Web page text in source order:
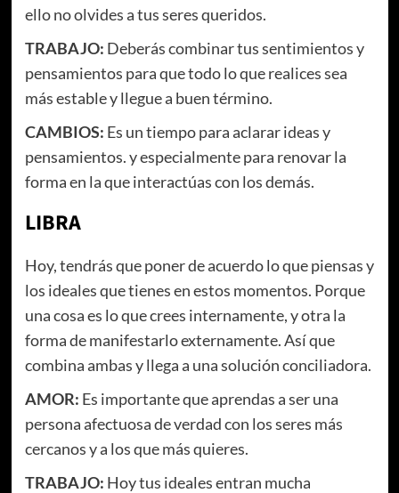
ello no olvides a tus seres queridos.
TRABAJO: Deberás combinar tus sentimientos y
pensamientos para que todo lo que realices sea
más estable y llegue a buen término.
CAMBIOS: Es un tiempo para aclarar ideas y
pensamientos. y especialmente para renovar la
forma en la que interactúas con los demás.
LIBRA
Hoy, tendrás que poner de acuerdo lo que piensas y
los ideales que tienes en estos momentos. Porque
una cosa es lo que crees internamente, y otra la
forma de manifestarlo externamente. Así que
combina ambas y llega a una solución conciliadora.
AMOR: Es importante que aprendas a ser una
persona afectuosa de verdad con los seres más
cercanos y a los que más quieres.
TRABAJO: Hoy tus ideales entran mucha